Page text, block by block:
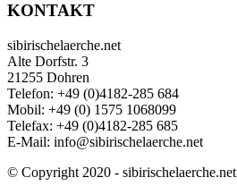
KONTAKT
sibirischelaerche.net
Alte Dorfstr. 3
21255 Dohren
Telefon: +49 (0)4182-285 684
Mobil: +49 (0) 1575 1068099
Telefax: +49 (0)4182-285 685
E-Mail: info@sibirischelaerche.net
© Copyright 2020 - sibirischelaerche.net